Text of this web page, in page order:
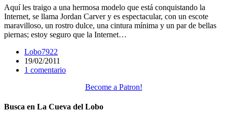
Aquí les traigo a una hermosa modelo que está conquistando la
Internet, se llama Jordan Carver y es espectacular, con un escote
maravilloso, un rostro dulce, una cintura mínima y un par de bellas
piernas; estoy seguro que la Internet…
Lobo7922
19/02/2011
1 comentario
Become a Patron!
Busca en La Cueva del Lobo